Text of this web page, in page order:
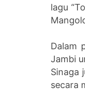
lagu
Dalam
Jambi
Sinaga
secara